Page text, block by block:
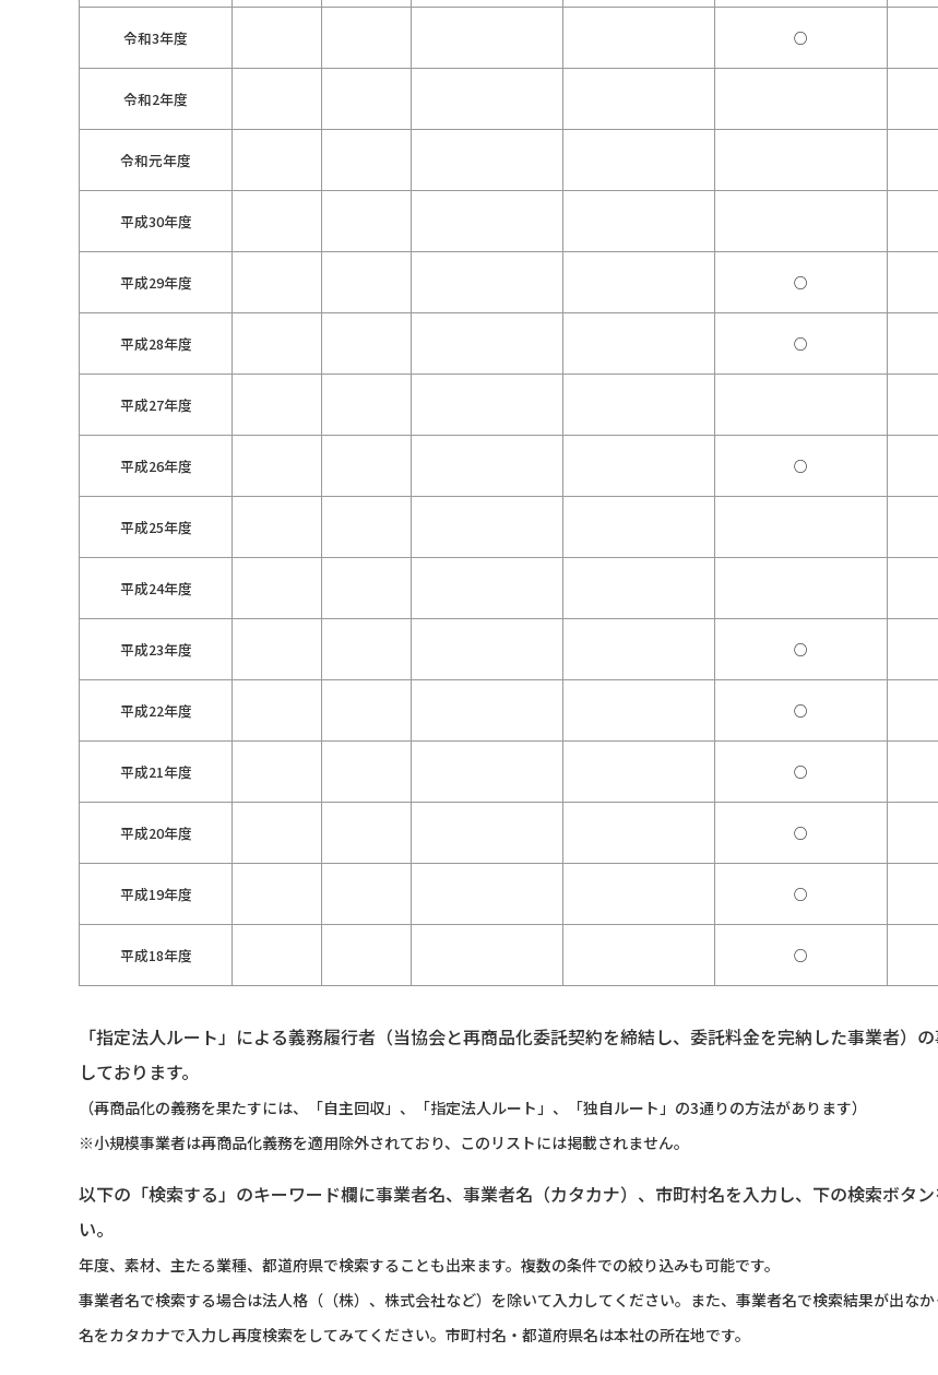
令和3年度 ○
令和2年度
令和元年度
平成30年度
平成29年度 ○
平成28年度 ○
平成27年度
平成26年度 ○
平成25年度
平成24年度
平成23年度 ○
平成22年度 ○
平成21年度 ○
平成20年度 ○
平成19年度 ○
平成18年度 ○
「指定法人ルート」による義務履行者（当協会と再商品化委託契約を締結し、委託料金を完納した事業者）
しております。
（再商品化の義務を果たすには、「自主回収」、「指定法人ルート」、「独自ルート」の3通りの方法があります）
※小規模事業者は再商品化義務を適用除外されており、このリストには掲載されません。
以下の「検索する」のキーワード欄に事業者名、事業者名（カタカナ）、市町村名を入力し、下の検索ボタ
い。
年度、素材、主たる業種、都道府県で検索することも出来ます。複数の条件での絞り込みも可能です。
事業者名で検索する場合は法人格（（株）、株式会社など）を除いて入力してください。また、事業者名で検索結果が出な
名をカタカナで入力し再度検索をしてみてください。市町村名・都道府県名は本社の所在地です。